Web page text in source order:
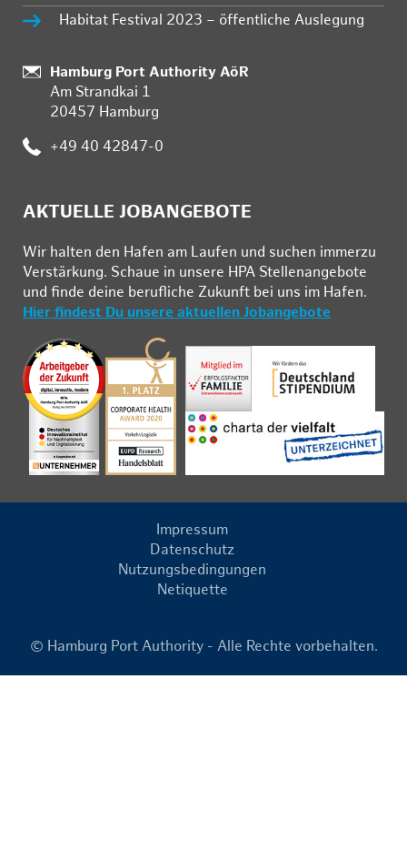
Habitat Festival 2023 – öffentliche Auslegung
:
Hamburg Port Authority AöR
Am Strandkai 1
20457 Hamburg
: +49 40 42847-0
AKTUELLE JOBANGEBOTE
Wir hal­ten den Ha­fen am Lau­fen und su­chen im­mer­zu
Ver­stär­kung. Schau­e in un­se­re HPA Stel­len­an­ge­bo­te
und fin­de deine be­ruf­li­che Zu­kunft bei uns im Ha­fen.
Hier findest Du unsere aktuellen Jobangebote
Impressum
Datenschutz
Nutzungsbedingungen
Netiquette
© Hamburg Port Authority - Alle Rechte vorbehalten.